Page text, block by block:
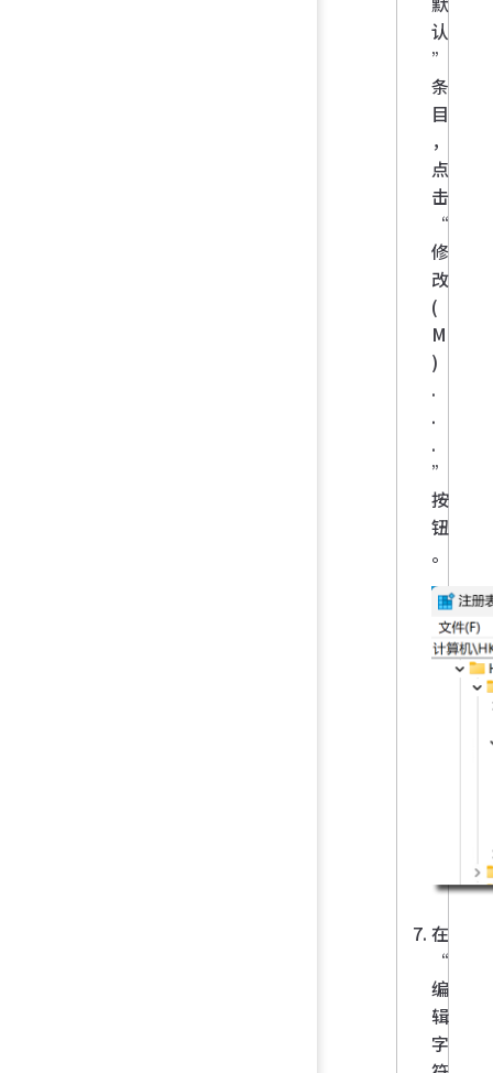
认
”
条
目
，
点
击
“
修
改
(
M
)
.
.
.
”
按
钮
。
在
“
编
辑
字